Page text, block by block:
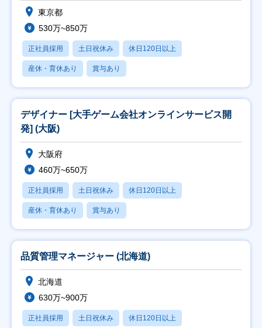
東京都
530万~850万
正社員採用 土日祝休み 休日120日以上
産休・育休あり 賞与あり
デザイナー [大手ゲーム会社オンラインサービス開
発] (大阪)
大阪府
460万~650万
正社員採用 土日祝休み 休日120日以上
産休・育休あり 賞与あり
品質管理マネージャー (北海道)
北海道
630万~900万
正社員採用 土日祝休み 休日120日以上